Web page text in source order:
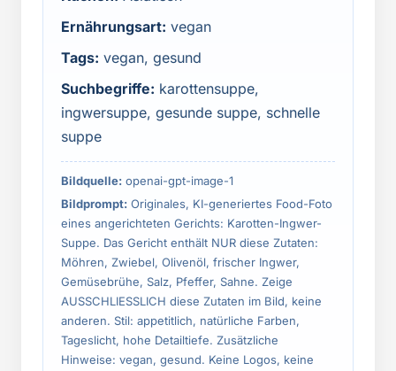
Ernährungsart: vegan
Tags: vegan, gesund
Suchbegriffe: karottensuppe,
ingwersuppe, gesunde suppe, schnelle
suppe
Bildquelle: openai-gpt-image-1
Bildprompt: Originales, KI-generiertes Food-Foto
eines angerichteten Gerichts: Karotten-Ingwer-
Suppe. Das Gericht enthält NUR diese Zutaten:
Möhren, Zwiebel, Olivenöl, frischer Ingwer,
Gemüsebrühe, Salz, Pfeffer, Sahne. Zeige
AUSSCHLIESSLICH diese Zutaten im Bild, keine
anderen. Stil: appetitlich, natürliche Farben,
Tageslicht, hohe Detailtiefe. Zusätzliche
Hinweise: vegan, gesund. Keine Logos, keine